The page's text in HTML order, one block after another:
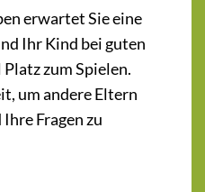
erwartet Sie eine
Ihr Kind bei guten
zum Spielen.
um andere Eltern
Fragen zu